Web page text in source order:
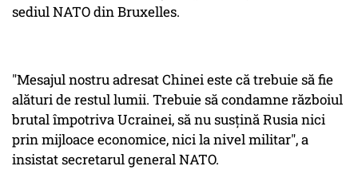
sediul NATO din Bruxelles.
"Mesajul nostru adresat Chinei este că trebuie să fie
alături de restul lumii. Trebuie să condamne războiul
brutal împotriva Ucrainei, să nu susţină Rusia nici
prin mijloace economice, nici la nivel militar", a
insistat secretarul general NATO.